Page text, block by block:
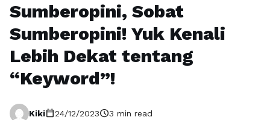
Sumberopini, Sobat
Sumberopini! Yuk Kenali
Lebih Dekat tentang
“Keyword”!
Kikicalendar_today24/12/2023schedule3 min read